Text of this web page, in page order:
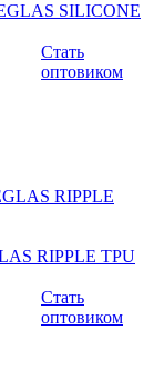
SILICONE
Стать
оптовиком
RIPPLE TPU
Стать
оптовиком